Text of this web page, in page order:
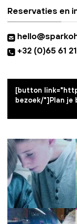
Reservaties en
+32 (0)65 61
[button
bezoek/"]Plan je